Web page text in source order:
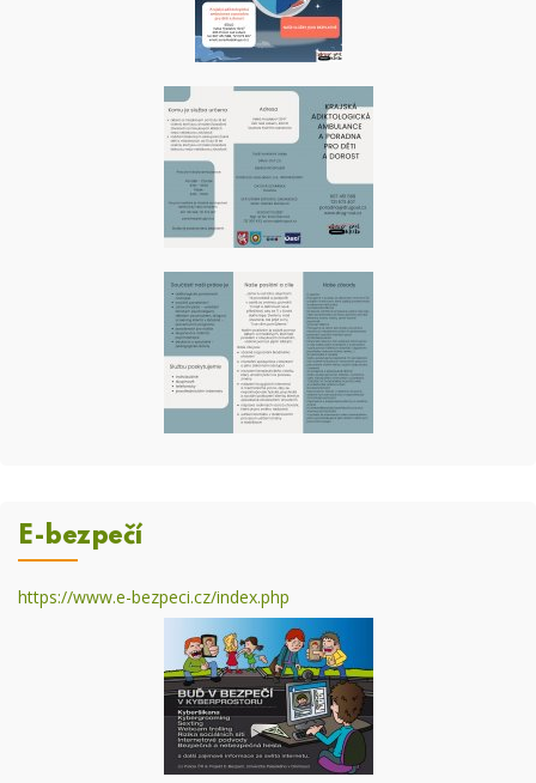
E-bezpečí
https://www.e-bezpeci.cz/index.php